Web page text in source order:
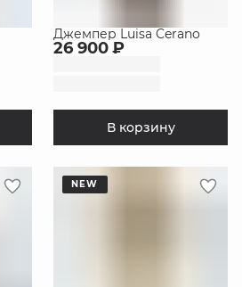
Джемпер Luisa Cerano
26 900 ₽
В корзину
NEW